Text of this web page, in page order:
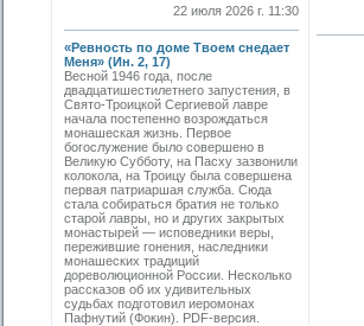
22 июля 2026 г. 11:30
«Ревность по доме Твоем снедает
Меня» (Ин. 2, 17)
Весной 1946 года, после
двадцатишестилетнего запустения, в
Свято-­Троицкой Сергиевой лавре
начала постепенно возрождаться
монашеская жизнь. Первое
богослужение было совершено в
Великую Субботу, на Пасху зазвонили
колокола, на Троицу была совершена
первая патриаршая служба. Сюда
стала собираться братия не только
старой лавры, но и других закрытых
монастырей — исповедники веры,
пережившие гонения, наследники
монашеских традиций
дореволюционной России. Несколько
рассказов об их удивительных
судьбах подготовил иеромонах
Пафнутий (Фокин). PDF-версия.